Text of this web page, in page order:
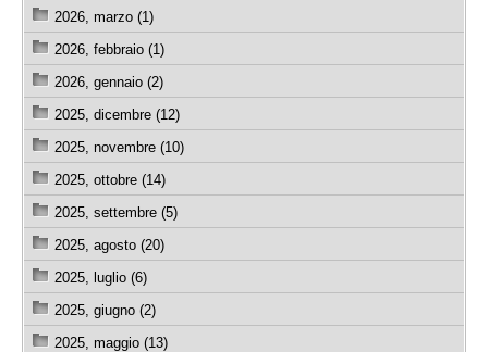
2026, marzo (1)
2026, febbraio (1)
2026, gennaio (2)
2025, dicembre (12)
2025, novembre (10)
2025, ottobre (14)
2025, settembre (5)
2025, agosto (20)
2025, luglio (6)
2025, giugno (2)
2025, maggio (13)